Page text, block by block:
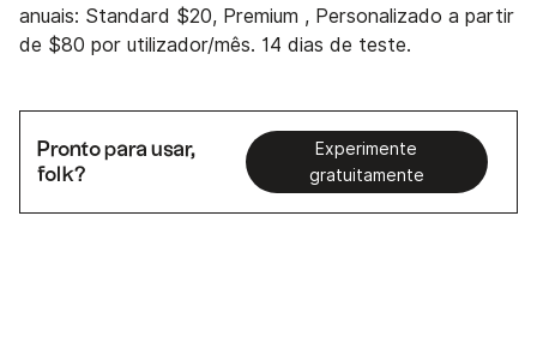
anuais: Standard $20, Premium , Personalizado a partir
de $80 por utilizador/mês. 14 dias de teste.
Pronto para usar,
folk?
Experimente
gratuitamente